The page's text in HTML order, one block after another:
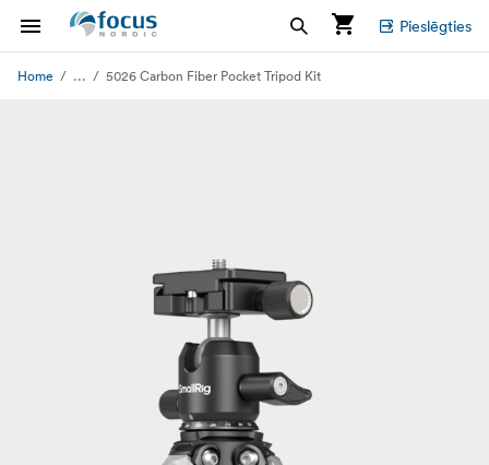
Pieslēgties
Home ... 5026 Carbon Fiber Pocket Tripod Kit